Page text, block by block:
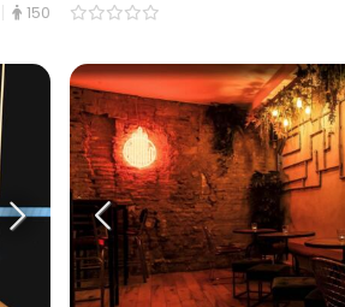
150